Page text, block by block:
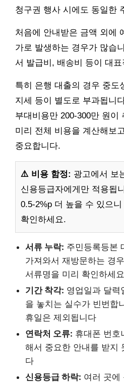
청구권 행사 시에도 동일한
처음에 안내받은 금액 외에
가로 발생하는 경우가 많습
서 발급비, 배송비 등이 대표
특히 은행 대출의 경우 중도
지세 등이 별도로 부과됩니
부대비용만 200-300만 원이
미리 전체 비용을 계산해보
중요합니다.
⚠️ 비용 함정: 광고에서 보
신용등급자에게만 적용됩
0.5-2%p 더 높을 수 있으
확인하세요.
서류 누락: 주민등록등본
가져와서 재방문하는 경
서류명을 미리 확인하세요
기간 착각: 영업일과 달력
을 놓치는 실수가 빈번합
휴일은 제외됩니다
연락처 오류: 휴대폰 번호
해서 중요한 안내를 받지
다
신용등급 하락: 여러 곳에